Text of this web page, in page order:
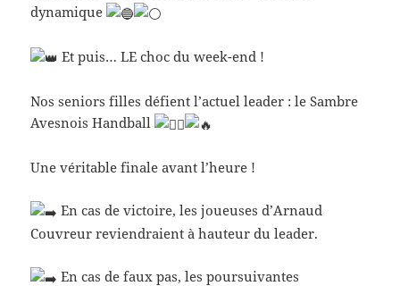
dynamique
Et puis… LE choc du week-end !
Nos seniors filles défient l’actuel leader : le Sambre
Avesnois Handball
Une véritable finale avant l’heure !
En cas de victoire, les joueuses d’Arnaud
Couvreur reviendraient à hauteur du leader.
En cas de faux pas, les poursuivantes